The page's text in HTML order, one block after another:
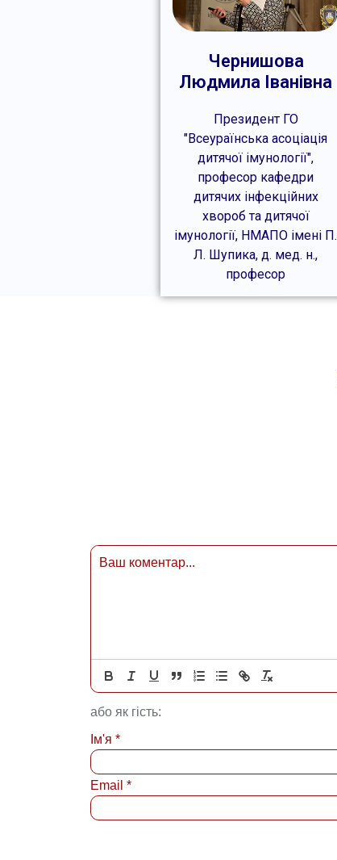
Чернишова
Людмила Іванівна
Президент ГО
"Всеураїнська асоціація
дитячої імунології",
професор кафедри
дитячих інфекційних
хвороб та дитячої
імунології, НМАПО імені П.
Л. Шупика, д. мед. н.,
професор
або як гість:
Ім'я *
Email *